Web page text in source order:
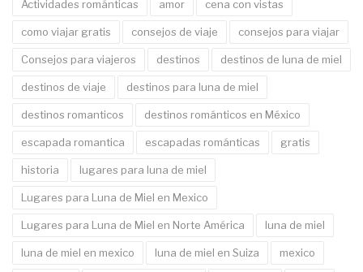
Actividades románticas amor cena con vistas
como viajar gratis consejos de viaje consejos para viajar
Consejos para viajeros destinos destinos de luna de miel
destinos de viaje destinos para luna de miel
destinos romanticos destinos románticos en México
escapada romantica escapadas románticas gratis
historia lugares para luna de miel
Lugares para Luna de Miel en Mexico
Lugares para Luna de Miel en Norte América luna de miel
luna de miel en mexico luna de miel en Suiza mexico